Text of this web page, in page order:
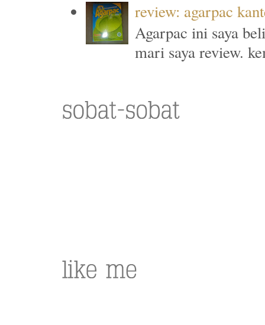
review: agarpac
Agarpac ini saya
mari saya review.